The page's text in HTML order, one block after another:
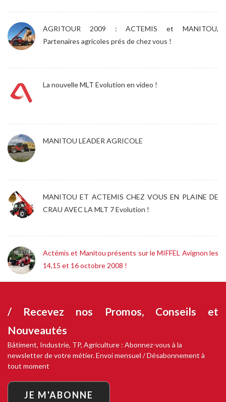
AGRITOUR 2009 : ACTEMIS et MANITOU,
Partenaires agricoles prés de chez vous !
La nouvelle MLT Evolution en video !
MANITOU LEADER AGRICOLE
MANITOU ET ACTEMIS CHEZ VOUS EN PLAINE DE
CRAU AVEC LA MLT 7 Evolution !
Actémis et Manitou présents sur le MIFFEL Avignon les
14,15 et 16 octobre 2008 !
/ Recevez nos Promos, Conseils et
Nouveautés
Bâtiment, Industrie, TP, Agriculture : Abonnez-vous à la
newsletter de votre métier. Envoi mensuel / Désabonnement à
tout moment
JE M'ABONNE